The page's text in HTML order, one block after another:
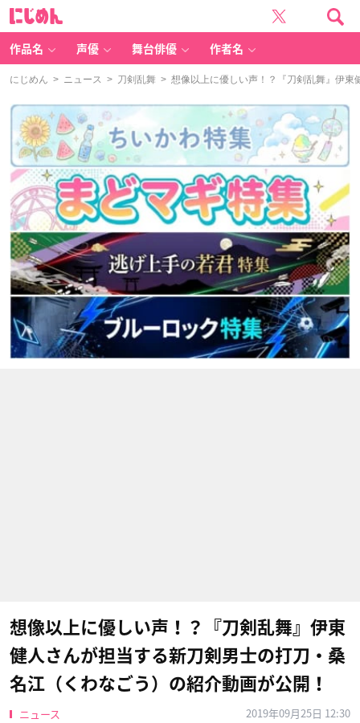
作品名 声優 舞台俳優 作者名
にじめん > ニュース > 刀剣乱舞 > 想像以上に優しい声！？『刀剣乱舞』伊東
想像以上に優しい声！？『刀剣乱舞』伊東
健人さんが担当する新刀剣男士の打刀・桑
名江（くわなごう）の紹介動画が公開！
ニュース
2019年09月25日 12:30